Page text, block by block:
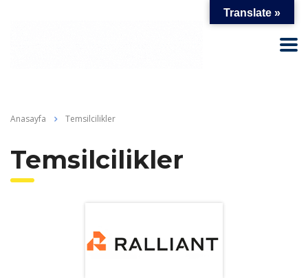
Anasayfa Temsilcilikler
Temsilcilikler
Translate »